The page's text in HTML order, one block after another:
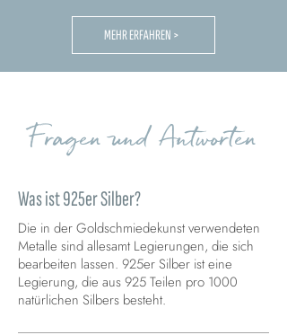
MEHR ERFAHREN >
Fragen und Antworten
Was ist 925er Silber?
Die in der Goldschmiedekunst verwendeten
Metalle sind allesamt Legierungen, die sich
bearbeiten lassen. 925er Silber ist eine
Legierung, die aus 925 Teilen pro 1000
natürlichen Silbers besteht.